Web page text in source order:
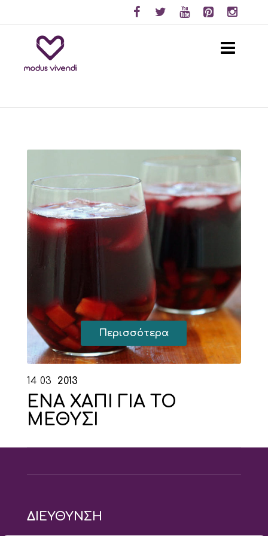
Περισσότερα
14 03 2013
ΕΝΑ ΧΑΠΙ ΓΙΑ ΤΟ
ΜΕΘΥΣΙ
ΔΙΕΥΘΥΝΣΗ